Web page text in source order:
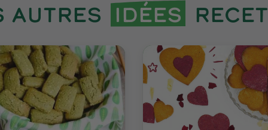
autres idées